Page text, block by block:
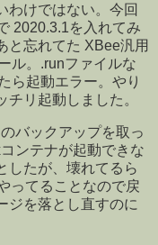
わけではない。今回
2020.3.1を入れてみ
と忘れてた XBee汎用
ル。.runファイルな
ら起動エラー。やり
リ起動しました。
バックアップを取っ
ンテナが起動できな
したが、壊れてるら
ってることなので戻
ジを落とし直すのに